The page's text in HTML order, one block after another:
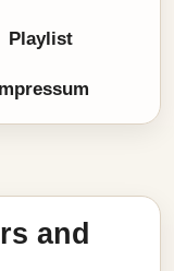
Playlist
and